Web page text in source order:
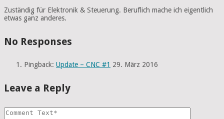
Zuständig für Elektronik & Steuerung. Beruflich mache ich eigentlich
etwas ganz anderes.
No Responses
Pingback: Update – CNC #1 29. März 2016
Leave a Reply